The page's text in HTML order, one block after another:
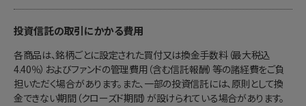
投資信託の取引にかかる費用
各商品は、銘柄ごとに設定された買付又は換金手数料（最大税込
4.40％）およびファンドの管理費用（含む信託報酬）等の諸経費をご負
担いただく場合があります。また、一部の投資信託には、原則として換
金できない期間（クローズド期間）が設けられている場合があります。